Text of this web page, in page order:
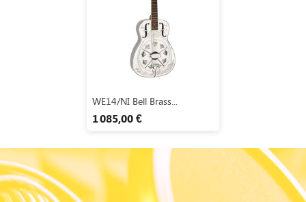
Aperçu rapide
WE14/NI Bell Brass...
1 085,00 €